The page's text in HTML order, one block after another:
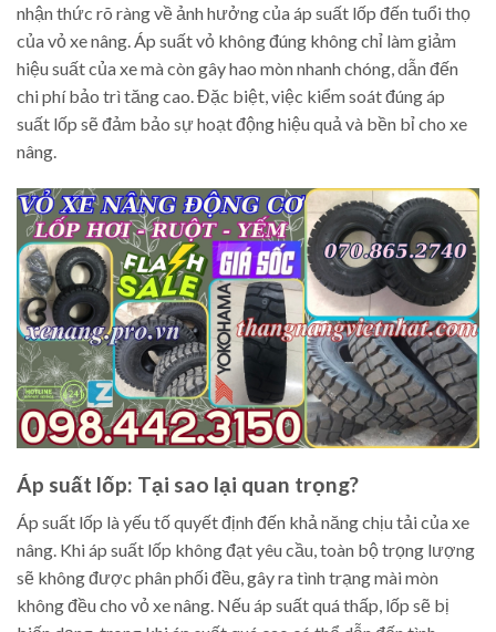
nhận thức rõ ràng về ảnh hưởng của áp suất lốp đến tuổi thọ
của vỏ xe nâng. Áp suất vỏ không đúng không chỉ làm giảm
hiệu suất của xe mà còn gây hao mòn nhanh chóng, dẫn đến
chi phí bảo trì tăng cao. Đặc biệt, việc kiểm soát đúng áp
suất lốp sẽ đảm bảo sự hoạt động hiệu quả và bền bỉ cho xe
nâng.
Áp suất lốp: Tại sao lại quan trọng?
Áp suất lốp là yếu tố quyết định đến khả năng chịu tải của xe
nâng. Khi áp suất lốp không đạt yêu cầu, toàn bộ trọng lượng
sẽ không được phân phối đều, gây ra tình trạng mài mòn
không đều cho vỏ xe nâng. Nếu áp suất quá thấp, lốp sẽ bị